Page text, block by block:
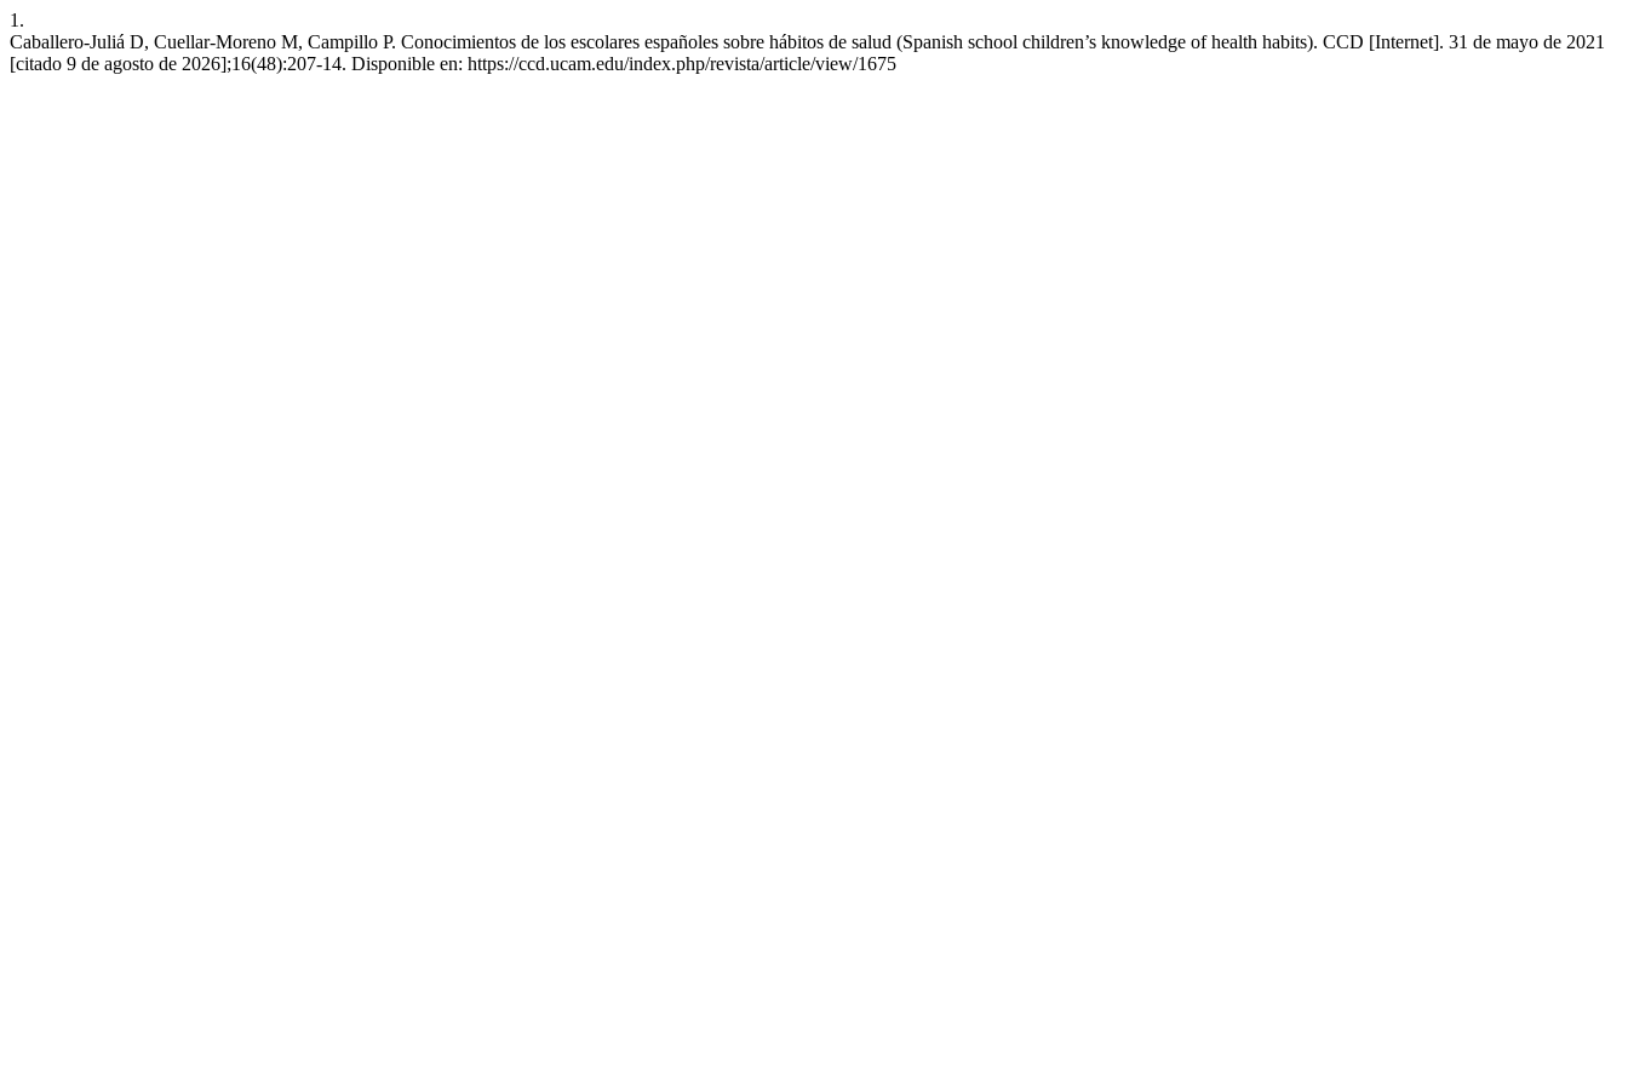
1.
Caballero-Juliá D, Cuellar-Moreno M, Campillo P. Conocimientos de los escolares españoles sobre hábitos de salud (Spanish school children’s knowledge of health habits). CCD [Internet]. 31 de mayo de 2021
[citado 9 de agosto de 2026];16(48):207-14. Disponible en: https://ccd.ucam.edu/index.php/revista/article/view/1675